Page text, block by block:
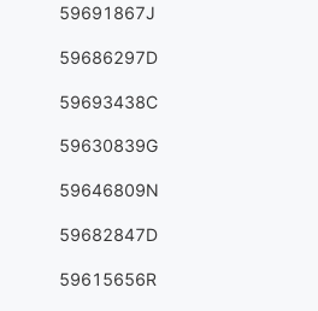
59691867J
59686297D
59693438C
59630839G
59646809N
59682847D
59615656R